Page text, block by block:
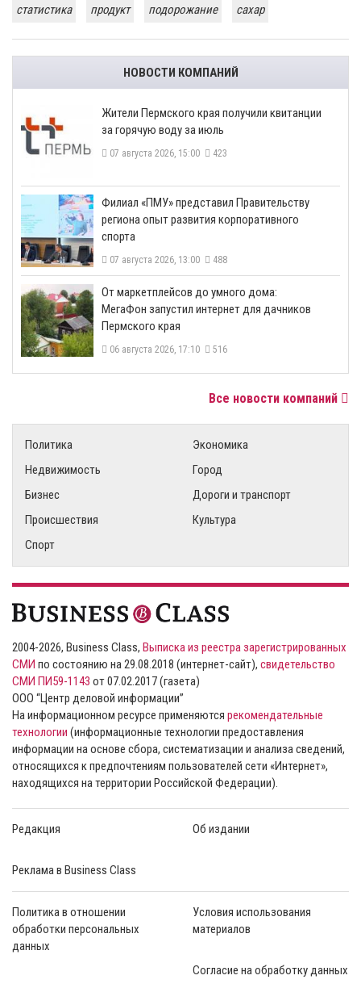
статистика
продукт подорожание сахар
НОВОСТИ КОМПАНИЙ
​Жители Пермского края получили квитанции
за горячую воду за июль
07 августа 2026, 15:00 423
​Филиал «ПМУ» представил Правительству
региона опыт развития корпоративного
спорта
07 августа 2026, 13:00 488
От маркетплейсов до умного дома:
МегаФон запустил интернет для дачников
Пермского края
06 августа 2026, 17:10 516
Все новости компаний
Политика
Экономика
Недвижимость
Город
Бизнес
Дороги и транспорт
Происшествия
Культура
Спорт
2004-2026, Business Class, Выписка из реестра зарегистрированных
СМИ по состоянию на 29.08.2018 (интернет-сайт), свидетельство
СМИ ПИ59-1143 от 07.02.2017 (газета)
ООО “Центр деловой информации”
На информационном ресурсе применяются рекомендательные
технологии (информационные технологии предоставления
информации на основе сбора, систематизации и анализа сведений,
относящихся к предпочтениям пользователей сети «Интернет»,
находящихся на территории Российской Федерации).
Редакция Об издании
Реклама в Business Class
Политика в отношении
обработки персональных
данных
Условия использования
материалов
Согласие на обработку данных